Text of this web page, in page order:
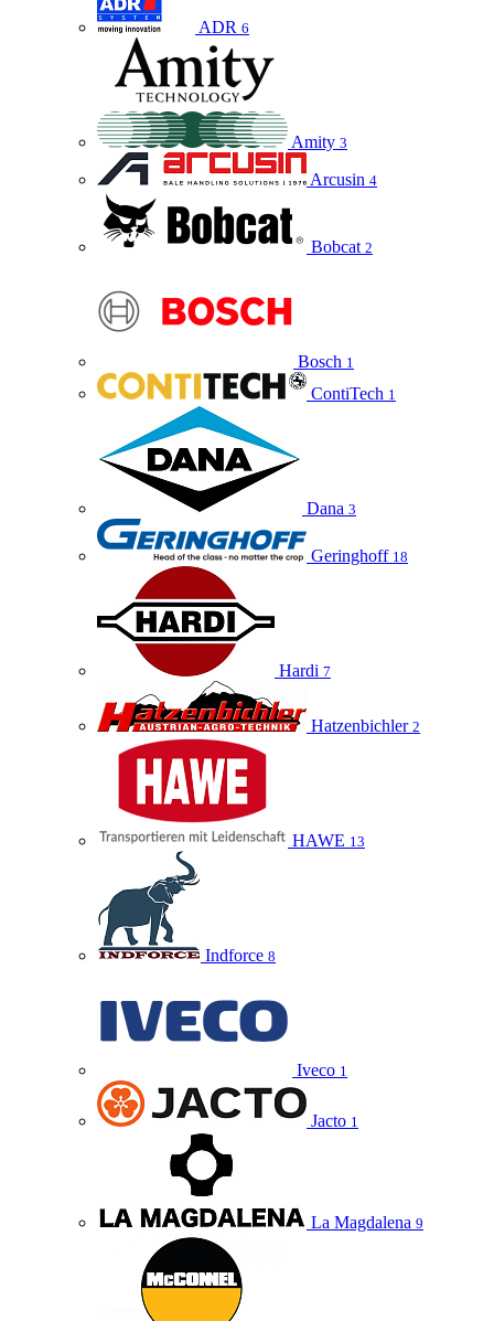
ADR 6
Amity 3
Arcusin 4
Bobcat 2
Bosch 1
ContiTech 1
Dana 3
Geringhoff 18
Hardi 7
Hatzenbichler 2
HAWE 13
Indforce 8
Iveco 1
Jacto 1
La Magdalena 9